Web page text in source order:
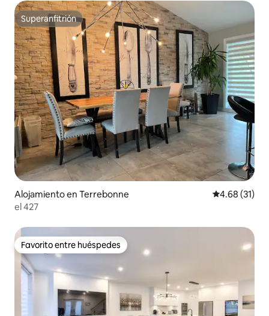
Superanfitrión
Superanfitrión
Alojamiento en Terrebonne Calificación
4.68 (31)
el 427
Favorito entre huéspedes
Favorito entre huéspedes